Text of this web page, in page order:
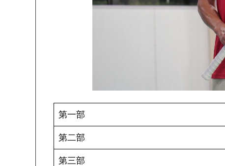
第一部
第二部
第三部